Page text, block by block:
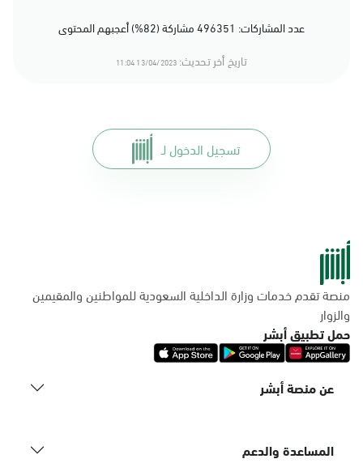
عدد المشاركات: 496351 مشاركة (82%) أعجبهم المحتوى
تاريخ أخر تحديث: 13/04/2023 11:04
تسجيل الدخول لـ
منصة تقدم خدمات وزارة الداخلية السعودية للمواطنين والمقيمين
والزوار
حمل تطبيق أبشر
عن منصة أبشر
المساعدة والدعم